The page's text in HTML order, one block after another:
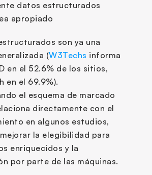
datos estructurados
apropiado
son ya una
(W3Techs informa
en el 52.6% de los sitios,
en el 69.9%).
el esquema de marcado
directamente con el
en algunos estudios,
la elegibilidad para
enriquecidos y la
por parte de las máquinas.